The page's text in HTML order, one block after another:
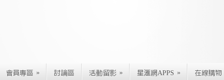
會員專區 » 討論區 活動留影 » 星滙網APPS » 在線購物